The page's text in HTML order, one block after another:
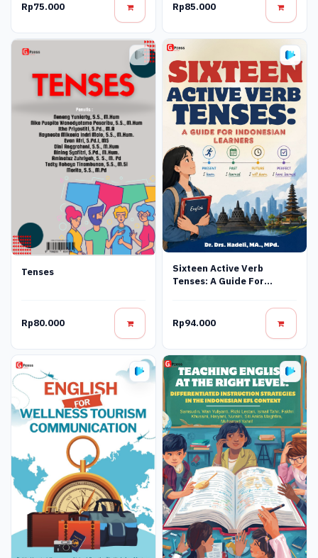
Rp75.000 Rp85.000
Tenses
Rp80.000
Sixteen Active Verb
Tenses: A Guide For
Rp94.000